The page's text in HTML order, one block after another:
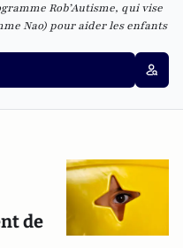
Rob’Autisme, qui vise
Nao) pour aider les enfants
de